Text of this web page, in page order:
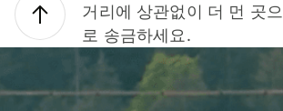
거리에 상관없이 더 먼 곳으
로 송금하세요.